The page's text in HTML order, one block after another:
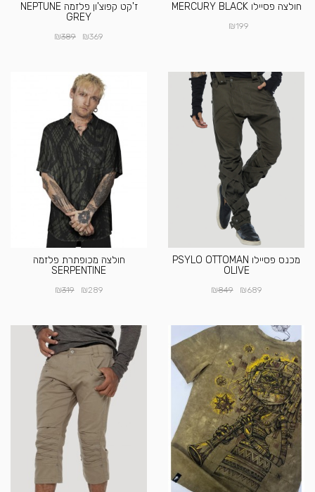
חולצה פסיילו MERCURY BLACK
₪199
ז'קט קפוצ'ון פלזמה NEPTUNE
GREY
₪369
₪389
מכנס פסיילו PSYLO OTTOMAN
OLIVE
₪689
₪849
חולצה מכופתרת פלזמה
SERPENTINE
₪289
₪319